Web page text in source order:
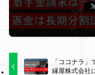
「ココナラ
縁屋株式会社